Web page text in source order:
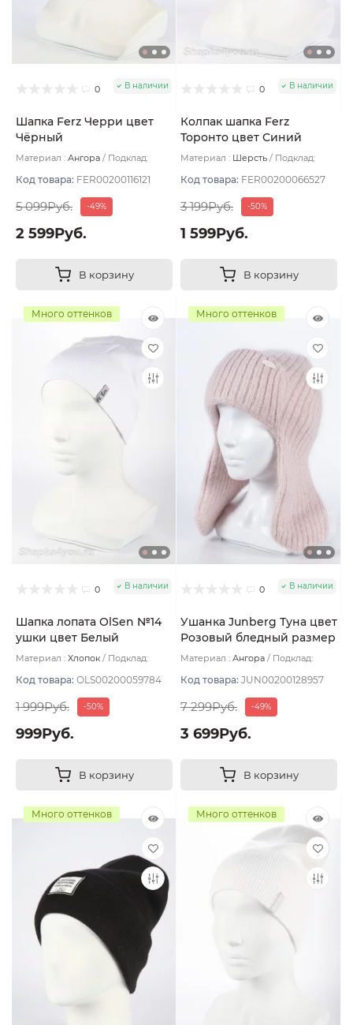
0 В наличии
Шапка Ferz Черри цвет
Чёрный
Материал : Ангора
Подклад:
Код товара: FER00200116121
5 099Руб. -49%
2 599Руб.
В корзину
0 В наличии
Колпак шапка Ferz
Торонто цвет Синий
тёмный
Материал : Шерсть
Подклад:
Код товара: FER00200066527
3 199Руб. -50%
1 599Руб.
В корзину
Много оттенков
0 В наличии
Шапка лопата OlSen №14
ушки цвет Белый
Материал : Хлопок
Подклад:
Код товара: OLS00200059784
1 999Руб. -50%
999Руб.
В корзину
Много оттенков
0 В наличии
Ушанка Junberg Туна цвет
Розовый бледный размер
UNI
Материал : Ангора
Подклад:
Код товара: JUN00200128957
7 299Руб. -49%
3 699Руб.
В корзину
Много оттенков Много оттенков